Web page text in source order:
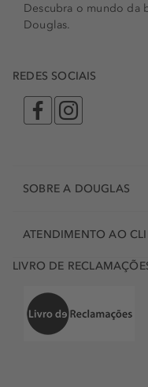
Descubra o mundo da
Douglas.
REDES SOCIAIS
SOBRE A DOUGLAS
ATENDIMENTO AO
LIVRO DE